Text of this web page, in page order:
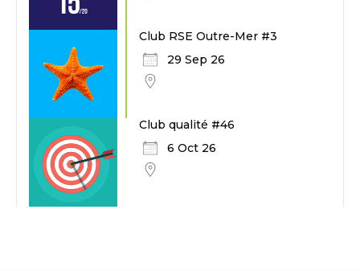
Club RSE Outre-Mer #3
29 Sep 26
Club qualité #46
6 Oct 26